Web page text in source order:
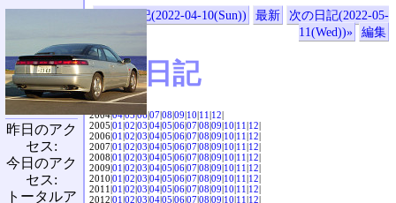
«前の日記(2022-04-10(Sun)) 最新
次の日記(2022-05-
11(Wed))»
編集
SVX日記
2004|04|05|06|07|08|09|10|11|12|
2005|01|02|03|04|05|06|07|08|09|10|11|12|
2006|01|02|03|04|05|06|07|08|09|10|11|12|
2007|01|02|03|04|05|06|07|08|09|10|11|12|
2008|01|02|03|04|05|06|07|08|09|10|11|12|
2009|01|02|03|04|05|06|07|08|09|10|11|12|
2010|01|02|03|04|05|06|07|08|09|10|11|12|
2011|01|02|03|04|05|06|07|08|09|10|11|12|
2012|01|02|03|04|05|06|07|08|09|10|11|12|
昨日のアク
セス:
今日のアク
セス:
トータルア